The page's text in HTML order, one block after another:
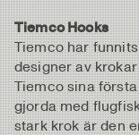
Tiemco Hooks
Tiemco har
designer av
Tiemco sina
gjorda med
stark krok är den